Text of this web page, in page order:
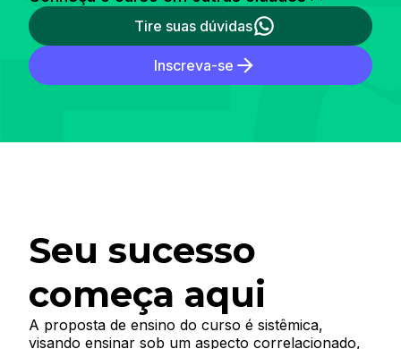
Tire suas dúvidas
Inscreva-se
Seu sucesso
começa aqui
A proposta de ensino do curso é sistêmica,
visando ensinar sob um aspecto correlacionado,